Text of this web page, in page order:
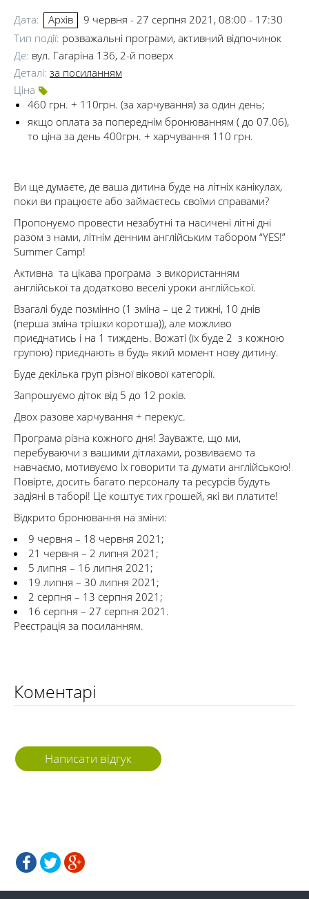
Дата: Архів
9 червня - 27 серпня 2021, 08:00 - 17:30
Тип події: розважальні програми, активний відпочинок
Де: вул. Гагаріна 136, 2-й поверх
Деталі: за посиланням
Ціна
460 грн. + 110грн. (за харчування) за один день;
якщо оплата за попереднім бронюванням ( до 07.06),
то ціна за день 400грн. + харчування 110 грн.
Ви ще думаєте, де ваша дитина буде на літніх канікулах,
поки ви працюєте або займаєтесь своїми справами?
Пропонуємо провести незабутні та насичені літні дні
разом з нами, літнім денним англійським табором “YES!”
Summer Camp!
Активна та цікава програма з використанням
англійської та додатково веселі уроки англійської.
Взагалі буде позмінно (1 зміна – це 2 тижні, 10 днів
(перша зміна трішки коротша)), але можливо
приєднатись і на 1 тиждень. Вожаті (їх буде 2 з кожною
групою) приєднають в будь який момент нову дитину.
Буде декілька груп різної вікової категорії.
Запрошуємо діток від 5 до 12 років.
Двох разове харчування + перекус.
Програма різна кожного дня! Зауважте, що ми,
перебуваючи з вашими дітлахами, розвиваємо та
навчаємо, мотивуємо іх говорити та думати англійською!
Повірте, досить багато персоналу та ресурсів будуть
задіяні в таборі! Це коштує тих грошей, які ви платите!
Відкрито бронювання на зміни:
9 червня – 18 червня 2021;
21 червня – 2 липня 2021;
5 липня – 16 липня 2021;
19 липня – 30 липня 2021;
2 серпня – 13 серпня 2021;
16 серпня – 27 серпня 2021.
Реєстрація за посиланням.
Коментарі
Написати відгук